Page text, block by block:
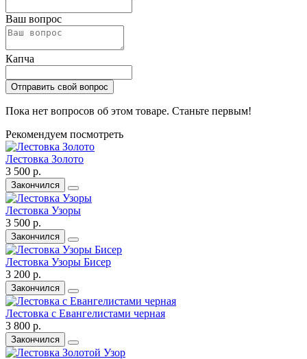
Ваш вопрос
Капча
Отправить свой вопрос
Пока нет вопросов об этом товаре. Станьте первым!
Рекомендуем посмотреть
Лестовка Золото
3 500 р.
Закончился
Лестовка Узоры
3 500 р.
Закончился
Лестовка Узоры Бисер
3 200 р.
Закончился
Лестовка с Евангелистами черная
3 800 р.
Закончился